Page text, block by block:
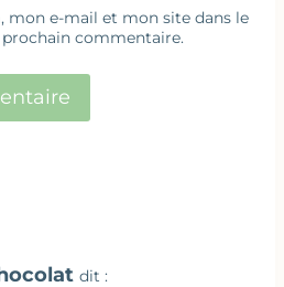
mon e-mail et mon site dans le
commentaire.
dit :